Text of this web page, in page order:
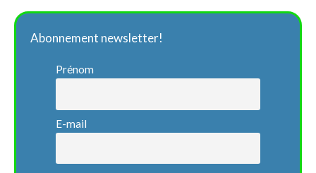
Abonnement newsletter!
Prénom
E-mail